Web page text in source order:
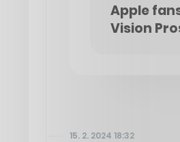
Apple
Vision
15. 2. 2024 18:32